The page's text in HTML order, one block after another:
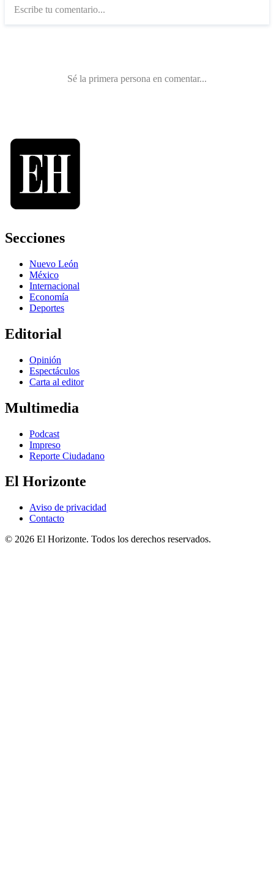
Secciones
Nuevo León
México
Internacional
Economía
Deportes
Editorial
Opinión
Espectáculos
Carta al editor
Multimedia
Podcast
Impreso
Reporte Ciudadano
El Horizonte
Aviso de privacidad
Contacto
© 2026 El Horizonte. Todos los derechos reservados.